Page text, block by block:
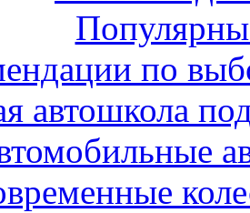
по
автошкола